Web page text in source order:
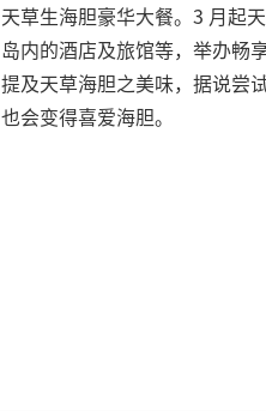
天草生海胆豪华大餐。3 月起
岛内的酒店及旅馆等，举办畅
提及天草海胆之美味，据说尝
也会变得喜爱海胆。